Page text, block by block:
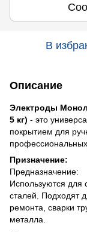
В
Описание
Электроды
5 кг) - это
покрытием для
профессиональных
Призначение:
Предназначение:
Используются для
сталей. Подходят
ремонта, сварки
металла.